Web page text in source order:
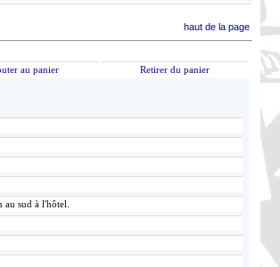
haut de la page
au panier Retirer du panier
sud à l'hôtel.